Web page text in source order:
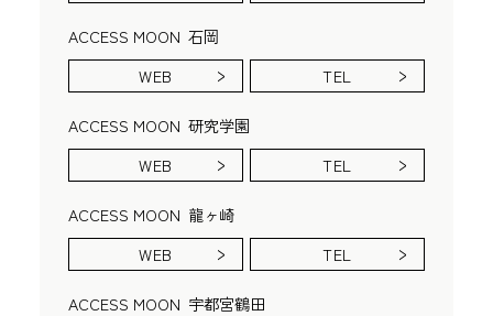
ACCESS MOON 石岡
WEB
TEL
ACCESS MOON 研究学園
WEB
TEL
ACCESS MOON 龍ヶ崎
WEB
TEL
ACCESS MOON 宇都宮鶴田